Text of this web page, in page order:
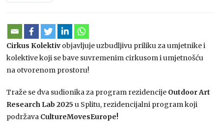
Cirkus Kolektivobjavljuje uzbudljivu priliku za umjetnike i
kolektive koji se bave suvremenim cirkusom i umjetnošću
na otvorenom prostoru!
Traže se dva sudionika za program rezidencije Outdoor Art
Research Lab 2025u Splitu, rezidencijalni program koji
podržava CultureMovesEurope!